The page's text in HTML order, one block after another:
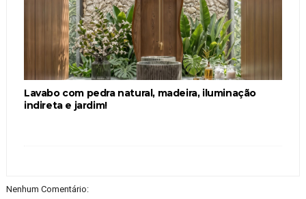
Lavabo com pedra natural, madeira, iluminação
indireta e jardim!
Nenhum Comentário: